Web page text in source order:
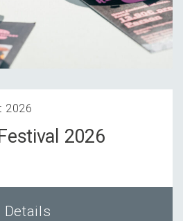
2026
2026
Details